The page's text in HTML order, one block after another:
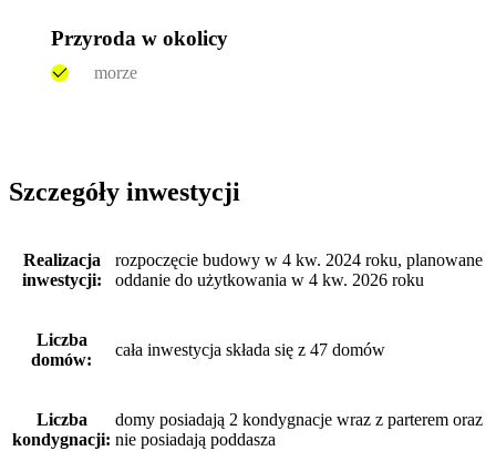
Przyroda w okolicy
morze
Szczegóły inwestycji
Realizacja
inwestycji:
rozpoczęcie budowy w 4 kw. 2024 roku, planowane
oddanie do użytkowania w 4 kw. 2026 roku
Liczba
domów:
cała inwestycja składa się z 47 domów
Liczba
kondygnacji:
domy posiadają 2 kondygnacje wraz z parterem oraz
nie posiadają poddasza